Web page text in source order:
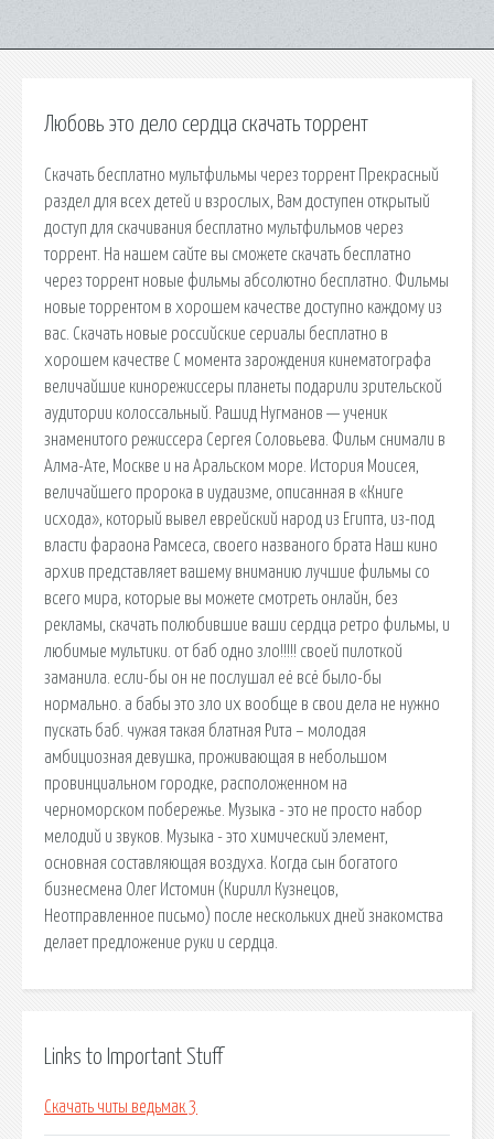
Любовь это дело сердца скачать торрент
Скачать бесплатно мультфильмы через торрент Прекрасный
раздел для всех детей и взрослых, Вам доступен открытый
доступ для скачивания бесплатно мультфильмов через
торрент. На нашем сайте вы сможете скачать бесплатно
через торрент новые фильмы абсолютно бесплатно. Фильмы
новые торрентом в хорошем качестве доступно каждому из
вас. Скачать новые российские сериалы бесплатно в
хорошем качестве С момента зарождения кинематографа
величайшие кинорежиссеры планеты подарили зрительской
аудитории колоссальный. Рашид Нугманов — ученик
знаменитого режиссера Сергея Соловьева. Фильм снимали в
Алма-Ате, Москве и на Аральском море. История Моисея,
величайшего пророка в иудаизме, описанная в «Книге
исхода», который вывел еврейский народ из Египта, из-под
власти фараона Рамсеса, своего названого брата Наш кино
архив представляет вашему вниманию лучшие фильмы со
всего мира, которые вы можете смотреть онлайн, без
рекламы, скачать полюбившие ваши сердца ретро фильмы, и
любимые мультики. от баб одно зло!!!!! своей пилоткой
заманила. если-бы он не послушал её всё было-бы
нормально. а бабы это зло их вообще в свои дела не нужно
пускать баб. чужая такая блатная Рита – молодая
амбициозная девушка, проживающая в небольшом
провинциальном городке, расположенном на
черноморском побережье. Музыка - это не просто набор
мелодий и звуков. Музыка - это химический элемент,
основная составляющая воздуха. Когда сын богатого
бизнесмена Олег Истомин (Кирилл Кузнецов,
Неотправленное письмо) после нескольких дней знакомства
делает предложение руки и сердца.
Links to Important Stuff
Скачать читы ведьмак 3